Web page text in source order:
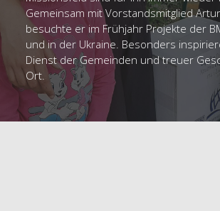
Gemeinsam mit Vorstandsmitglied
besuchte er im Frühjahr Projekte der
und in der Ukraine. Besonders
Dienst der Gemeinden und treuer
Ort.